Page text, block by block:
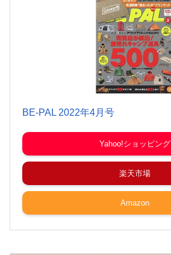
BE-PAL 2022年4月号
Yahoo!ショッピング
楽天市場
Amazon